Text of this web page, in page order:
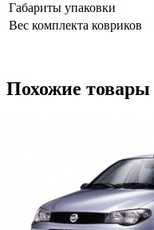
Габариты упаковки
Вес комплекта ковриков
Похожие товары